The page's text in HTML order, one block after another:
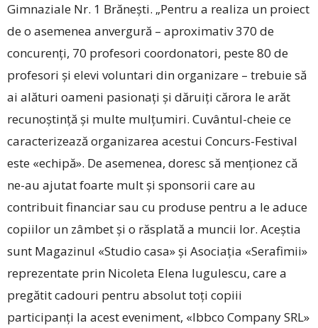
Gimnaziale Nr. 1 Brănești. „Pentru a realiza un proiect
de o asemenea anvergură – aproximativ 370 de
concurenți, 70 profesori coordonatori, peste 80 de
profesori și elevi voluntari din organizare – trebuie să
ai alături oameni pasionați și dăruiți cărora le arăt
recunoștință și multe mulțumiri. Cuvântul-cheie ce
caracterizează organizarea acestui Concurs-Festival
este «echipă». De asemenea, doresc să menționez că
ne-au ajutat foarte mult și sponsorii care au
contribuit financiar sau cu produse pentru a le aduce
copiilor un zâmbet și o răsplată a muncii lor. Aceștia
sunt Magazinul «Studio casa» și Asociația «Serafimii»
reprezentate prin Nicoleta Elena Iugulescu, care a
pregătit cadouri pentru absolut toți copiii
participanți la acest eveniment, «Ibbco Company SRL»